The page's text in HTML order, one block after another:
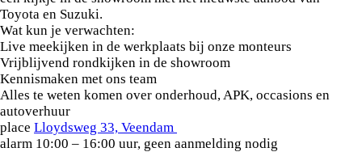
Toyota en Suzuki.
Wat kun je verwachten:
Live meekijken in de werkplaats bij onze monteurs
Vrijblijvend rondkijken in de showroom
Kennismaken met ons team
Alles te weten komen over onderhoud, APK, occasions en
autoverhuur
place Lloydsweg 33, Veendam
alarm 10:00 – 16:00 uur, geen aanmelding nodig